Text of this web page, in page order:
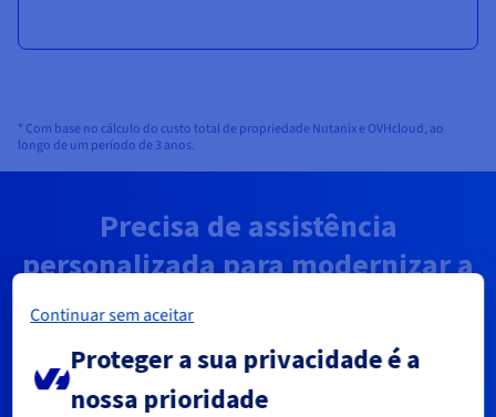
* Com base no cálculo do custo total de propriedade Nutanix e OVHcloud, ao
longo de um período de 3 anos.
Precisa de assistência
personalizada para modernizar a
sua infraestrutura?
Os nossos Professional Services ajudam-no com a sua
migração. Não precisa de conhecimentos técnicos avançados
nem de recursos humanos alargados.
Continuar sem aceitar
Proteger a sua privacidade é a
nossa prioridade